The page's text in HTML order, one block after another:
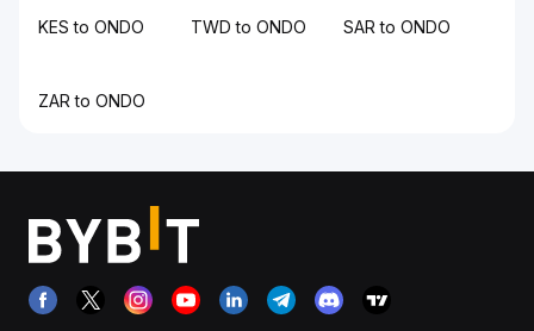
KES to ONDO TWD to ONDO SAR to ONDO
ZAR to ONDO